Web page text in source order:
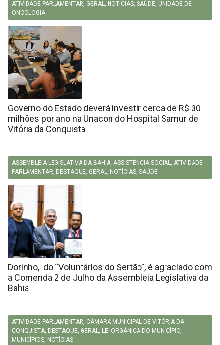
ATIVIDADE PARLAMENTAR, GERAL, NOTÍCIAS, SAÚDE, UNIDADE DE
ONCOLOGIA
Governo do Estado deverá investir cerca de R$ 30
milhões por ano na Unacon do Hospital Samur de
Vitória da Conquista
ASSEMBLEIA LEGISLATIVA DA BAHIA, ASSISTÊNCIA SOCIAL, ATIVIDADE
PARLAMENTAR, DESTAQUE, GERAL, NOTÍCIAS, SAÚDE
Dorinho, do “Voluntários do Sertão”, é agraciado com
a Comenda 2 de Julho da Assembleia Legislativa da
Bahia
ATIVIDADE PARLAMENTAR, CÂMARA MUNICIPAL DE VITÓRIA DA
CONQUISTA, DESTAQUE, GERAL, LEI ORGÂNICA DO MUNICÍPIO,
MUNICÍPIOS, NOTÍCIAS